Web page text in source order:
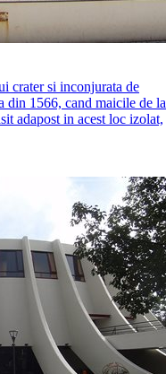
crater si inconjurata de
din 1566, cand maicile de la
adapost in acest loc izolat,